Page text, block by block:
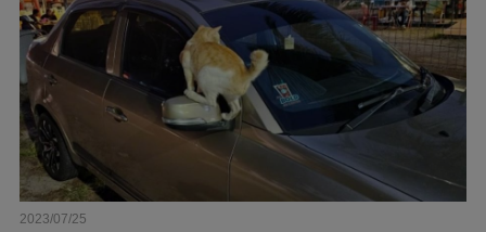
2023/07/25